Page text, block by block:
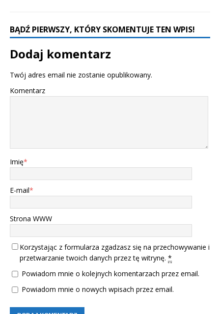
BĄDŹ PIERWSZY, KTÓRY SKOMENTUJE TEN WPIS!
Dodaj komentarz
Twój adres email nie zostanie opublikowany.
Komentarz
Imię*
E-mail*
Strona WWW
Korzystając z formularza zgadzasz się na przechowywanie i
przetwarzanie twoich danych przez tę witrynę. *
Powiadom mnie o kolejnych komentarzach przez email.
Powiadom mnie o nowych wpisach przez email.